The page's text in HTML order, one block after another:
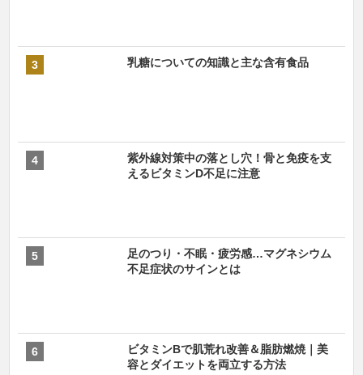
乳糖についての知識と主な含有食品
紫外線対策中の落とし穴！骨と免疫を支
えるビタミンD不足に注意
足のつり・不眠・疲労感…マグネシウム
不足症状のサインとは
ビタミンBで肌荒れ改善＆脂肪燃焼｜美
容とダイエットを両立する方法